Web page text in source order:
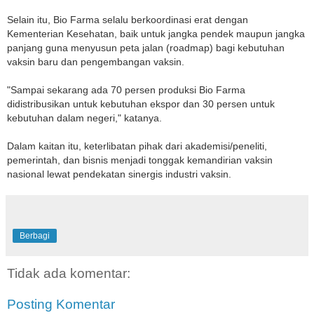
Selain itu, Bio Farma selalu berkoordinasi erat dengan
Kementerian Kesehatan, baik untuk jangka pendek maupun jangka
panjang guna menyusun peta jalan (roadmap) bagi kebutuhan
vaksin baru dan pengembangan vaksin.
"Sampai sekarang ada 70 persen produksi Bio Farma
didistribusikan untuk kebutuhan ekspor dan 30 persen untuk
kebutuhan dalam negeri," katanya.
Dalam kaitan itu, keterlibatan pihak dari akademisi/peneliti,
pemerintah, dan bisnis menjadi tonggak kemandirian vaksin
nasional lewat pendekatan sinergis industri vaksin.
Berbagi
Tidak ada komentar:
Posting Komentar